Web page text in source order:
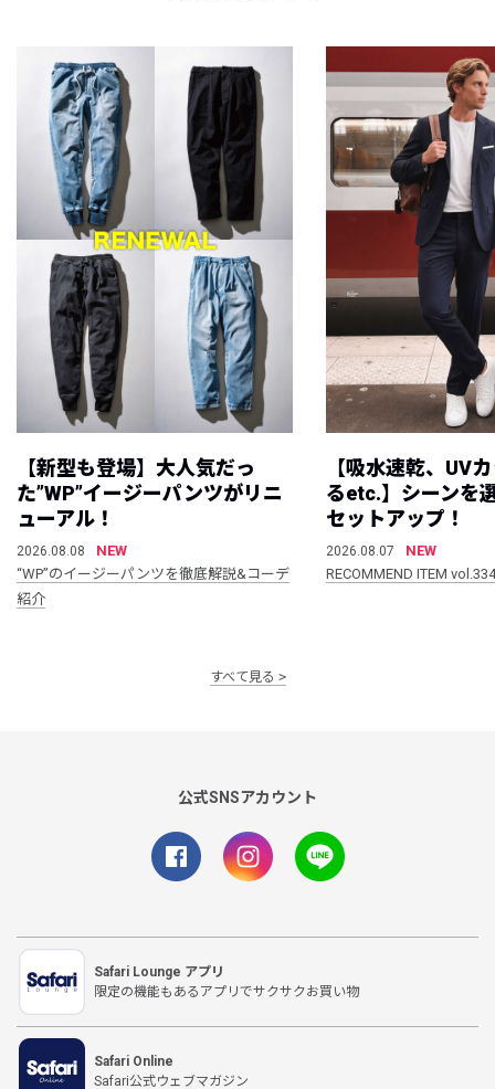
【新型も登場】大人気だっ
た”WP”イージーパンツがリニ
ューアル！
2026.08.08
NEW
“WP”のイージーパンツを徹底解説&コーデ
紹介
【吸水速乾、UV
るetc.】シーンを
セットアップ！
2026.08.07
NEW
RECOMMEND ITEM vol.334
すべて見る
公式SNSアカウント
Safari Lounge アプリ
限定の機能もあるアプリでサクサクお買い物
Safari Online
Safari公式ウェブマガジン